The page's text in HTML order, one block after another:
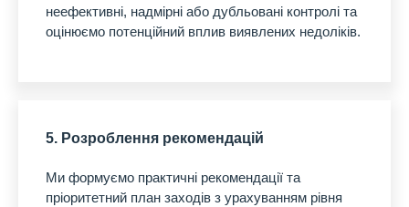
неефективні, надмірні або дубльовані контролі та
оцінюємо потенційний вплив виявлених недоліків.
5. Розроблення рекомендацій
Ми формуємо практичні рекомендації та
пріоритетний план заходів з урахуванням рівня